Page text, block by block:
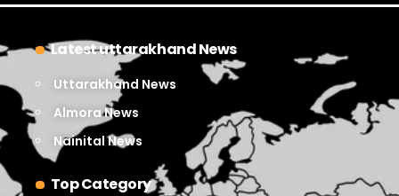
Latest uttarakhand News
Uttarakhand News
Almora News
Nainital News
Top Category